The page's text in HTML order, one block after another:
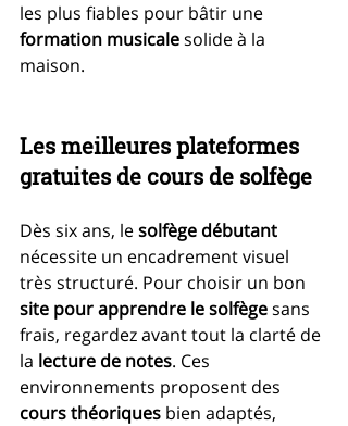
les plus fiables pour bâtir une
formation musicale solide à la
maison.
Les meilleures plateformes
gratuites de cours de solfège
Dès six ans, le solfège débutant
nécessite un encadrement visuel
très structuré. Pour choisir un bon
site pour apprendre le solfège sans
frais, regardez avant tout la clarté de
la lecture de notes. Ces
environnements proposent des
cours théoriques bien adaptés,